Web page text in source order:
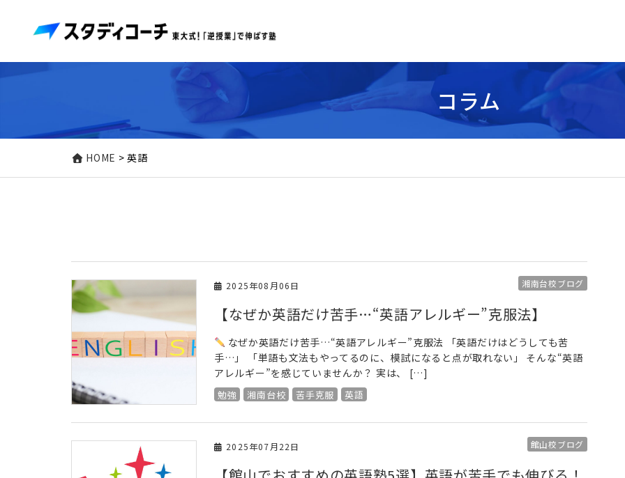
コラム
HOME >英語
2025年08月06日 湘南台校ブログ
【なぜか英語だけ苦手…“英語アレルギー”克服法】
なぜか英語だけ苦手…“英語アレルギー”克服法 「英語だけはどうしても苦
手…」 「単語も文法もやってるのに、模試になると点が取れない」 そんな“英語
アレルギー”を感じていませんか？ 実は、 […]
勉強 湘南台校 苦手克服 英語
2025年07月22日 館山校ブログ